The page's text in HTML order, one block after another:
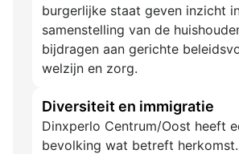
burgerlijke staat geven inzicht
samenstelling van de
bijdragen aan gerichte
welzijn en zorg.
Diversiteit en immigratie
Dinxperlo Centrum/Oost heeft
bevolking wat betreft